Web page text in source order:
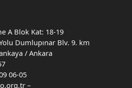
A Blok Kat: 18-19
Dumlupınar Blv. 9. km
/ Ankara
06-05
–